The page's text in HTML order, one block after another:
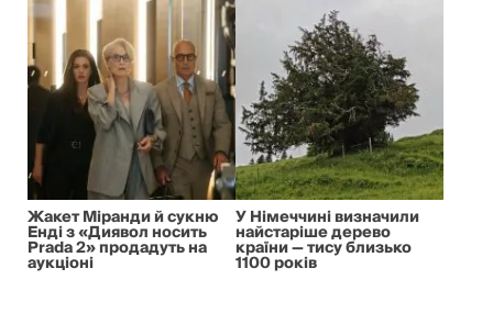
Жакет Міранди й сукню
Енді з «Диявол носить
Prada 2» продадуть на
аукціоні
У Німеччині визначили
найстаріше дерево
країни — тису близько
1100 років